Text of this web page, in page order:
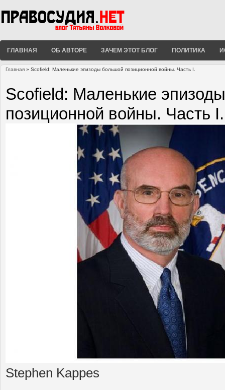
ГЛАВНАЯ ОБ АВТОРЕ ЗАЧЕМ ЭТОТ БЛОГ ПОЛИТИКА
Главная » Scofield: Маленькие эпизоды большой позиционной войны. Часть I.
Scofield: Маленькие
позиционной войны. Часть I.
Stephen Kappes